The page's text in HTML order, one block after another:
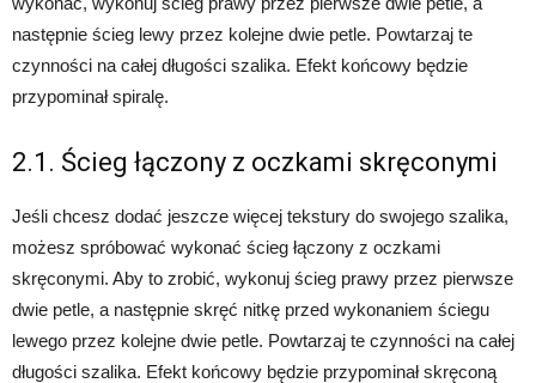
następnie ścieg lewy przez kolejne dwie petle. Powtarzaj te
czynności na całej długości szalika. Efekt końcowy będzie
przypominał spiralę.
2.1. Ścieg łączony z oczkami skręconymi
Jeśli chcesz dodać jeszcze więcej tekstury do swojego szalika,
możesz spróbować wykonać ścieg łączony z oczkami
skręconymi. Aby to zrobić, wykonuj ścieg prawy przez pierwsze
dwie petle, a następnie skręć nitkę przed wykonaniem ściegu
lewego przez kolejne dwie petle. Powtarzaj te czynności na całej
długości szalika. Efekt końcowy będzie przypominał skręconą